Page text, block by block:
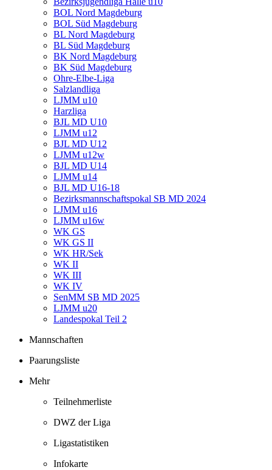
BOL Nord Magdeburg
BOL Süd Magdeburg
BL Nord Magdeburg
BL Süd Magdeburg
BK Nord Magdeburg
BK Süd Magdeburg
Ohre-Elbe-Liga
Salzlandliga
LJMM u10
Harzliga
BJL MD U10
LJMM u12
BJL MD U12
LJMM u12w
BJL MD U14
LJMM u14
BJL MD U16-18
Bezirksmannschaftspokal SB MD 2024
LJMM u16
LJMM u16w
WK GS
WK GS II
WK HR/Sek
WK II
WK III
WK IV
SenMM SB MD 2025
LJMM u20
Landespokal Teil 2
Mannschaften
Paarungsliste
Mehr
Teilnehmerliste
DWZ der Liga
Ligastatistiken
Infokarte